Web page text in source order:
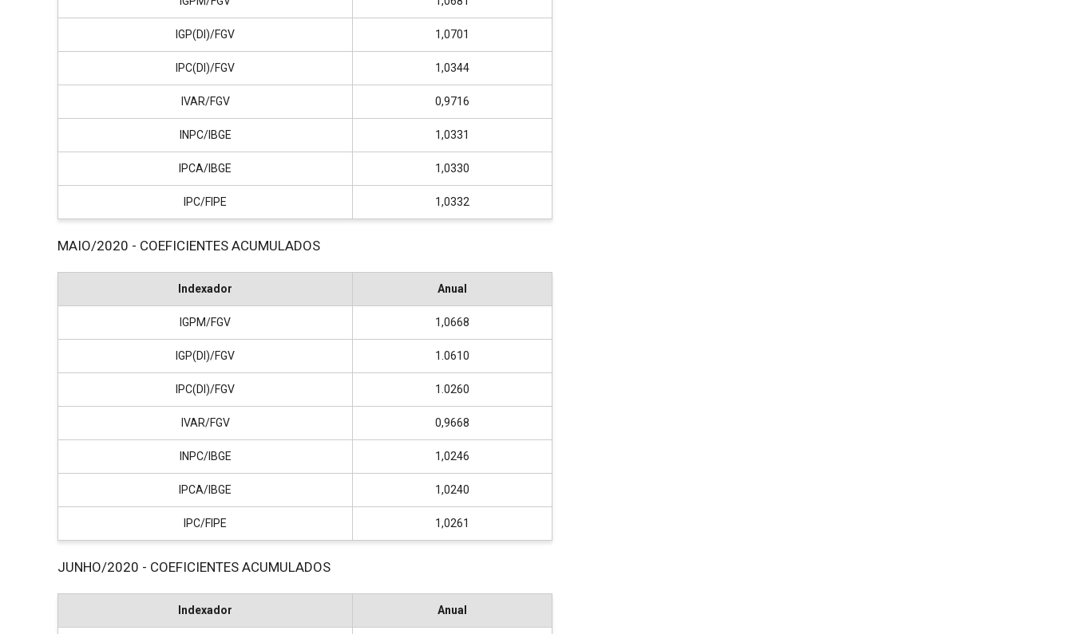
IGP(DI)/FGV 1,0701
IPC(DI)/FGV 1,0344
IVAR/FGV 0,9716
INPC/IBGE 1,0331
IPCA/IBGE 1,0330
IPC/FIPE 1,0332
MAIO/2020 - COEFICIENTES ACUMULADOS
Indexador Anual
IGPM/FGV 1,0668
IGP(DI)/FGV 1.0610
IPC(DI)/FGV 1.0260
IVAR/FGV 0,9668
INPC/IBGE 1,0246
IPCA/IBGE 1,0240
IPC/FIPE 1,0261
JUNHO/2020 - COEFICIENTES ACUMULADOS
Indexador Anual